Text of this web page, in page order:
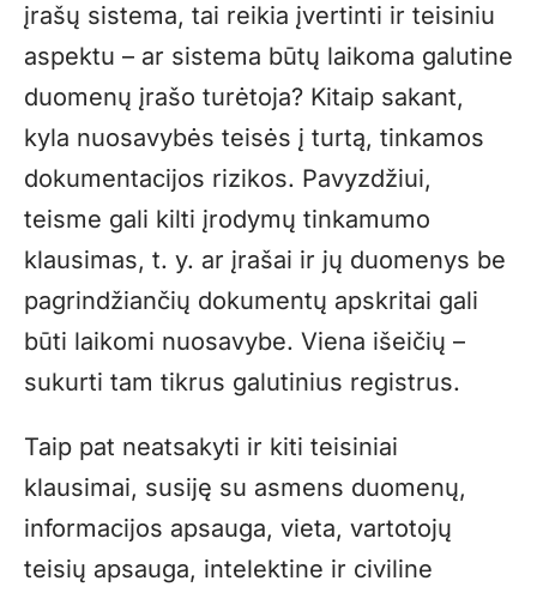
įrašų sistema, tai reikia įvertinti ir teisiniu
aspektu – ar sistema būtų laikoma galutine
duomenų įrašo turėtoja? Kitaip sakant,
kyla nuosavybės teisės į turtą, tinkamos
dokumentacijos rizikos. Pavyzdžiui,
teisme gali kilti įrodymų tinkamumo
klausimas, t. y. ar įrašai ir jų duomenys be
pagrindžiančių dokumentų apskritai gali
būti laikomi nuosavybe. Viena išeičių –
sukurti tam tikrus galutinius registrus.
Taip pat neatsakyti ir kiti teisiniai
klausimai, susiję su asmens duomenų,
informacijos apsauga, vieta, vartotojų
teisių apsauga, intelektine ir civiline